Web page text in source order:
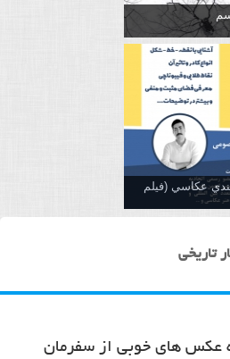
عكاسي (فیلم
تاریخی
عکس های خوبی از سفرمان